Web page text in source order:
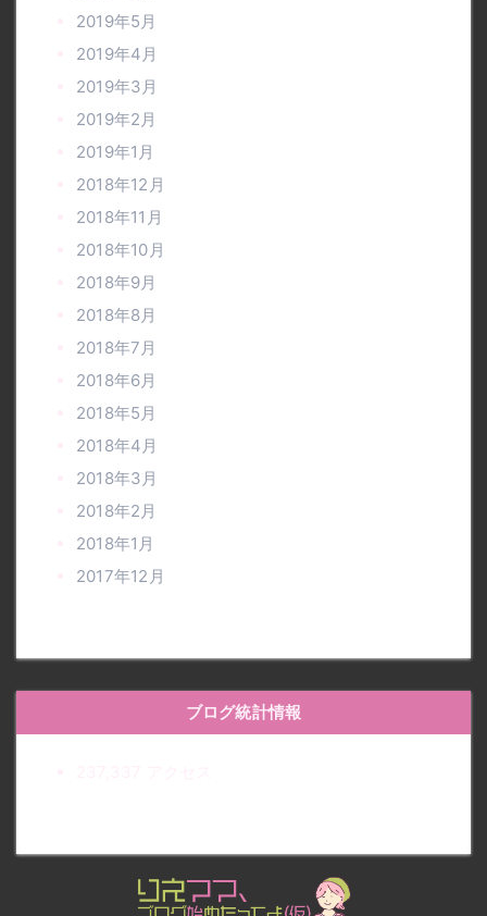
2019年5月
2019年4月
2019年3月
2019年2月
2019年1月
2018年12月
2018年11月
2018年10月
2018年9月
2018年8月
2018年7月
2018年6月
2018年5月
2018年4月
2018年3月
2018年2月
2018年1月
2017年12月
ブログ統計情報